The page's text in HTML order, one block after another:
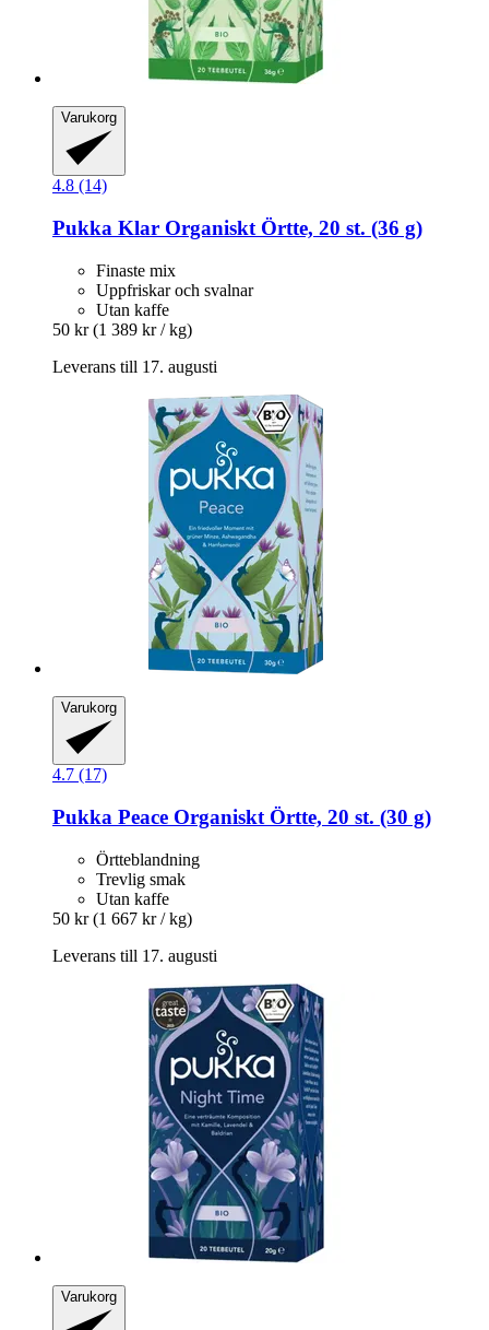
Varukorg
4.8 (14)
Pukka Klar Organiskt Örtte, 20 st. (36 g)
Finaste mix
Uppfriskar och svalnar
Utan kaffe
50 kr (1 389 kr / kg)
Leverans till 17. augusti
Varukorg
4.7 (17)
Pukka Peace Organiskt Örtte, 20 st. (30 g)
Örtteblandning
Trevlig smak
Utan kaffe
50 kr (1 667 kr / kg)
Leverans till 17. augusti
Varukorg